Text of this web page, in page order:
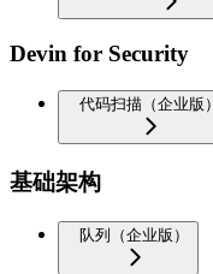
Devin for Security
代码扫描（企业版）
基础架构
队列（企业版）